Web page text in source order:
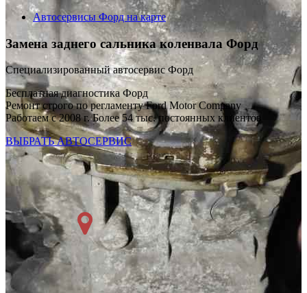
Автосервисы Форд на карте
Замена заднего сальника коленвала Форд
Специализированный автосервис Форд
Бесплатная диагностика Форд
Ремонт строго по регламенту Ford Motor Company
Работаем с 2008 г. Более 54 тыс. постоянных клиентов
ВЫБРАТЬ АВТОСЕРВИС